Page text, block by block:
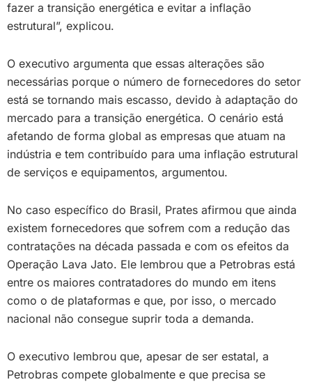
fazer a transição energética e evitar a inflação
estrutural”, explicou.
O executivo argumenta que essas alterações são
necessárias porque o número de fornecedores do setor
está se tornando mais escasso, devido à adaptação do
mercado para a transição energética. O cenário está
afetando de forma global as empresas que atuam na
indústria e tem contribuído para uma inflação estrutural
de serviços e equipamentos, argumentou.
No caso específico do Brasil, Prates afirmou que ainda
existem fornecedores que sofrem com a redução das
contratações na década passada e com os efeitos da
Operação Lava Jato. Ele lembrou que a Petrobras está
entre os maiores contratadores do mundo em itens
como o de plataformas e que, por isso, o mercado
nacional não consegue suprir toda a demanda.
O executivo lembrou que, apesar de ser estatal, a
Petrobras compete globalmente e que precisa se